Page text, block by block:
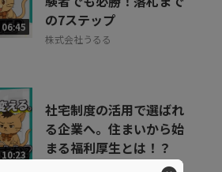
06:45
の7ステップ
株式会社うるる
10:23
社宅制度の活用で選ばれ
る企業へ。住まいから始
まる福利厚生とは！？